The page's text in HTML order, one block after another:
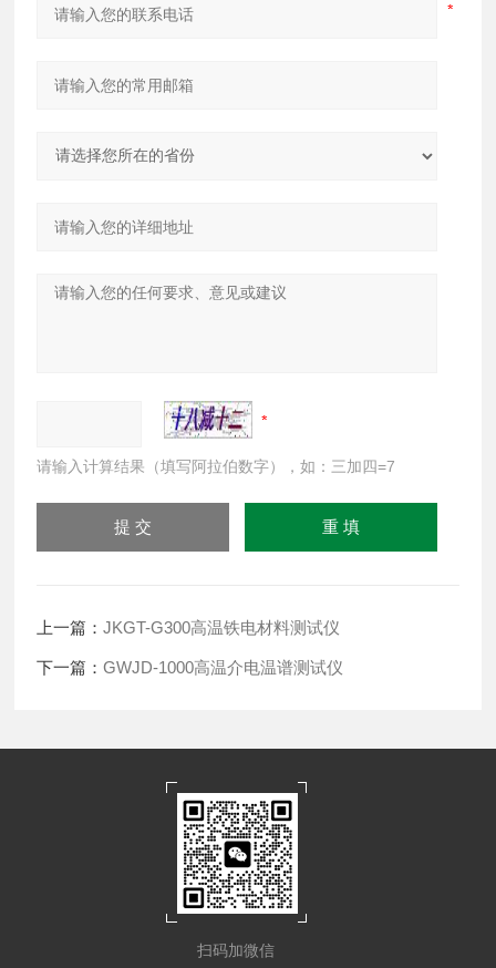
请输入计算结果（填写阿拉伯数字），如：三加四=7
上一篇：JKGT-G300高温铁电材料测试仪
下一篇：GWJD-1000高温介电温谱测试仪
扫码加微信